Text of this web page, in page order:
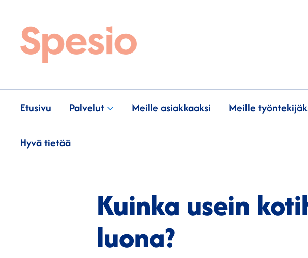
Etusivu Palvelut Meille asiakkaaksi Meille
Hyvä tietää
Kuinka usein
luona?